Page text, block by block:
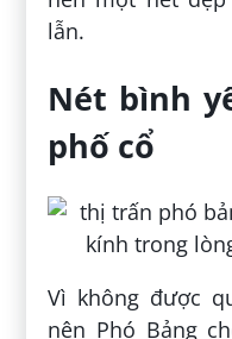
lẫn.
Nét bình
phố cổ
Vì không được
nên Phó Bảng